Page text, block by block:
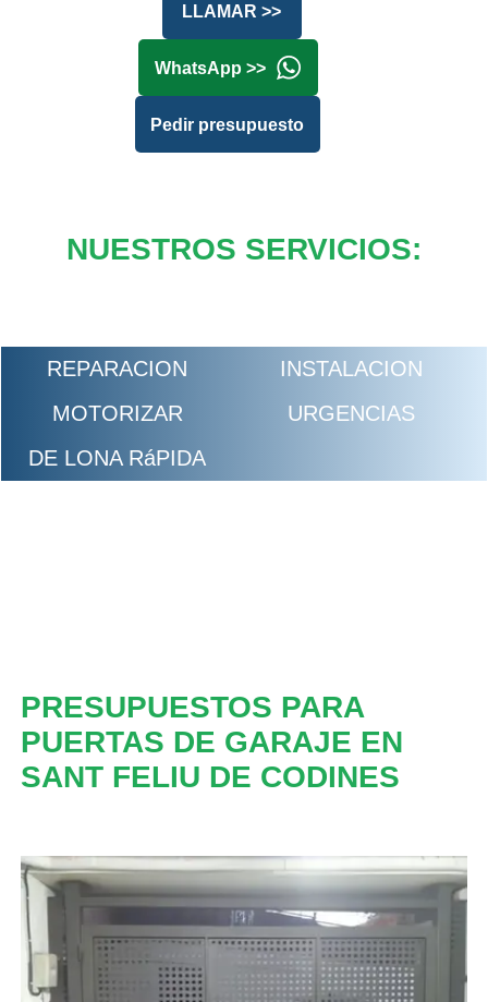
LLAMAR >>
WhatsApp >>
Pedir presupuesto
NUESTROS SERVICIOS:
REPARACION
INSTALACION
MOTORIZAR
URGENCIAS
DE LONA RáPIDA
PRESUPUESTOS PARA
PUERTAS DE GARAJE EN
SANT FELIU DE CODINES